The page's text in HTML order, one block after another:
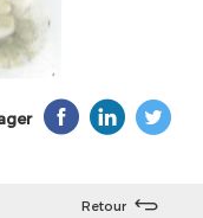
Retour